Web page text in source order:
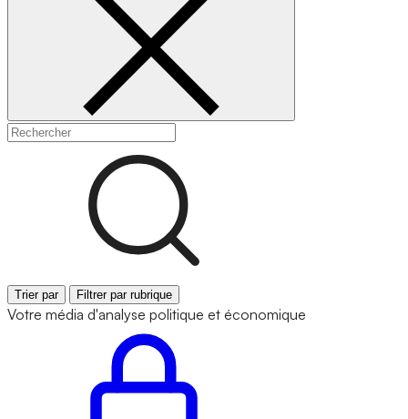
Trier par Filtrer par rubrique
Votre média d'analyse politique et économique